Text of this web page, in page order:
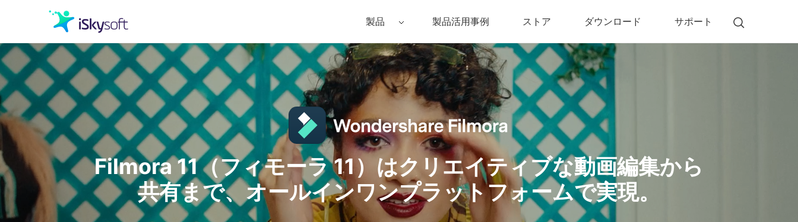
製品
クリエイティビティ
オフィス効率化
ユーティリティ
Filmora（フィモーラ）
• Filmora for Windows
• Filmora for Mac
UniConverter(スーパーメディア変換!)
• UniConverter for Windows
• UniConverter for Mac
DVD Memory（DVDメモリー）
• DVD Memory for Windows
• DVD Memory for Mac
製品活用事例 ストア ダウンロード サポート
Filmora 11（フィモーラ 11）はクリエイティブな動画編集から
共有まで、オールインワンプラットフォームで実現。